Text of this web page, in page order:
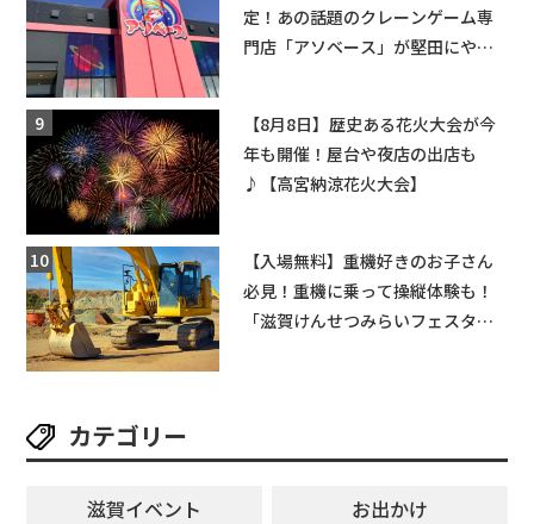
定！あの話題のクレーンゲーム専
門店「アソベース」が堅田にやっ
【8月8日】歴史ある花火大会が今
年も開催！屋台や夜店の出店も
♪【高宮納涼花火大会】
【入場無料】重機好きのお子さん
必見！重機に乗って操縦体験も！
「滋賀けんせつみらいフェスタ
カテゴリー
滋賀イベント
お出かけ